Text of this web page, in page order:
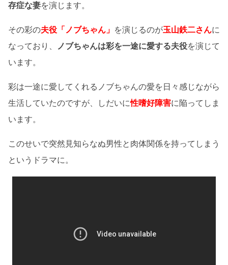
存症な妻を演じます。
その彩の夫役「ノブちゃん」 を演じるのが玉山鉄二さんに
なっており、
ノブちゃんは彩を一途に愛する夫役を演じて
います。
彩は一途に愛してくれるノブちゃんの愛を日々感じながら
生活していたのですが、しだいに性嗜好障害に陥ってしま
います。
このせいで突然見知らなぬ男性と肉体関係を持ってしまう
というドラマに。